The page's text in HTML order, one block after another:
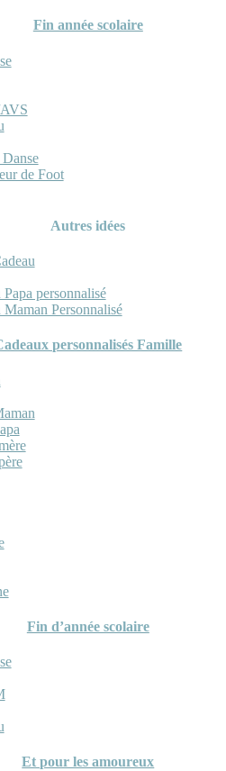
Fin année scolaire
de Foot
Autres idées
Papa personnalisé
Maman Personnalisé
personnalisés Famille
Fin d’année scolaire
Et pour les amoureux